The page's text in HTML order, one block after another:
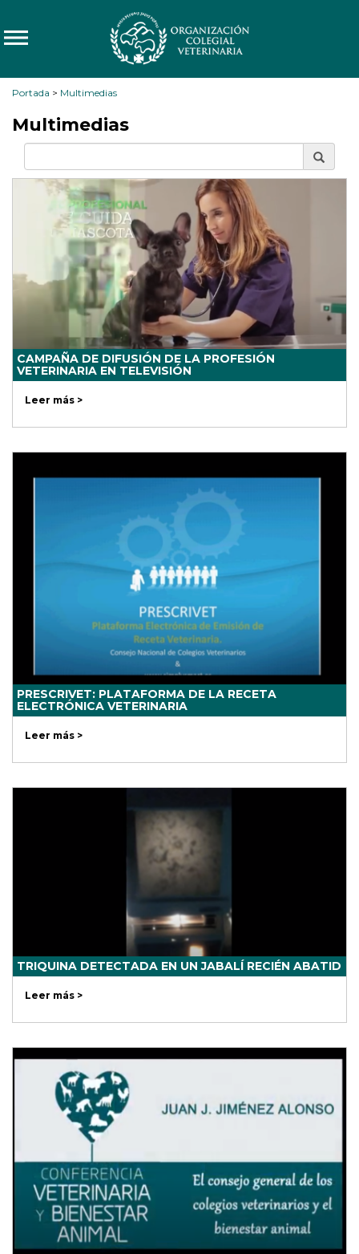
Portada > Multimedias
Multimedias
CAMPAÑA DE DIFUSIÓN DE LA PROFESIÓN
VETERINARIA EN TELEVISIÓN
Leer más >
PRESCRIVET: PLATAFORMA DE LA RECETA
ELECTRÓNICA VETERINARIA
Leer más >
TRIQUINA DETECTADA EN UN JABALÍ RECIÉN ABATID
Leer más >